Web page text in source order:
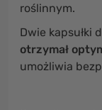
roślinnym.
Dwie kapsułki
otrzymał
umożliwia